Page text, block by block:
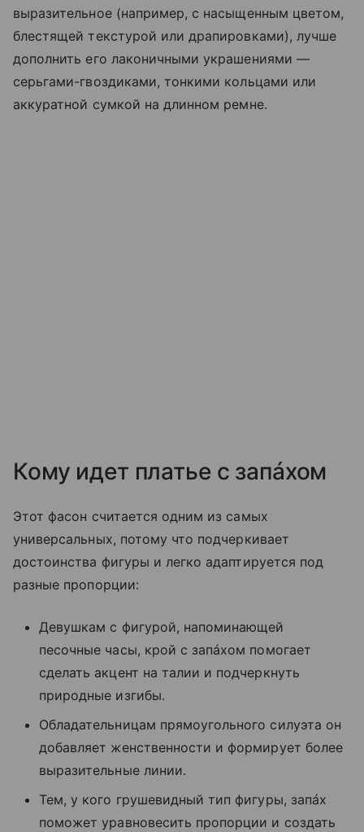
выразительное (например, с насыщенным цветом,
блестящей текстурой или драпировками), лучше
дополнить его лаконичными украшениями —
серьгами-гвоздиками, тонкими кольцами или
аккуратной сумкой на длинном ремне.
Кому идет платье с запáхом
Этот фасон считается одним из самых
универсальных, потому что подчеркивает
достоинства фигуры и легко адаптируется под
разные пропорции:
Девушкам с фигурой, напоминающей
песочные часы, крой с запáхом помогает
сделать акцент на талии и подчеркнуть
природные изгибы.
Обладательницам прямоугольного силуэта он
добавляет женственности и формирует более
выразительные линии.
Тем, у кого грушевидный тип фигуры, запáх
поможет уравновесить пропорции и создать